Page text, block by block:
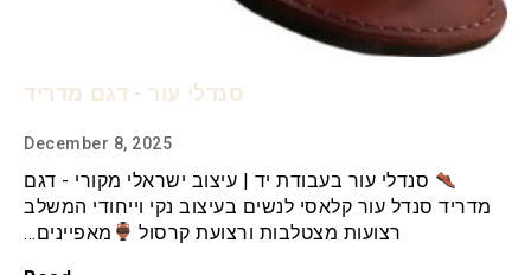
סנדלי עור - דגם מדריד
December 8, 2025
סנדלי עור בעבודת יד | עיצוב ישראלי מקורי - דגם
מדריד סנדל עור קלאסי לנשים בעיצוב נקי וייחודי המשלב
רצועות מצטלבות ורצועת קרסול
מאפיינים…